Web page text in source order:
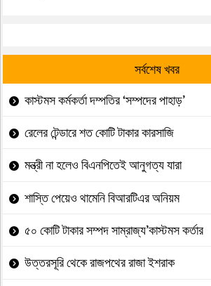
সর্বশেষ খবর
কাস্টমস কর্মকর্তা দম্পতির ‘সম্পদের পাহাড়’
রেলের টেন্ডারে শত কোটি টাকার কারসাজি
মন্ত্রী না হলেও বিএনপিতেই আনুগত্য যারা
শাস্তি পেয়েও থামেনি বিআরটিএর অনিয়ম
৫০ কোটি টাকার সম্পদ সাম্রাজ্য’কাস্টমস কর্তার
উত্তরসূরি থেকে রাজপথের রাজা ইশরাক